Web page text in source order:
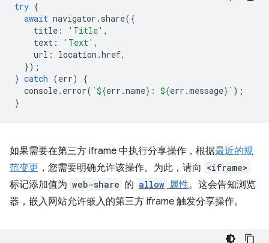
try {
await navigator . share({
title : 'Title' ,
text : 'Text' ,
url : location .href,
});
} catch (err)
{
console. error( `${err .name} : ${err .message} ` );
}
如果需要在第三方 iframe 中执行分享操作，根据最近的规
范变更 ，您需要明确允许该操作。为此，请向 <iframe>
标记添加值为 web-share 的 allow 属性。这会告知浏览
器，嵌入网站允许嵌入的第三方 iframe 触发分享操作。